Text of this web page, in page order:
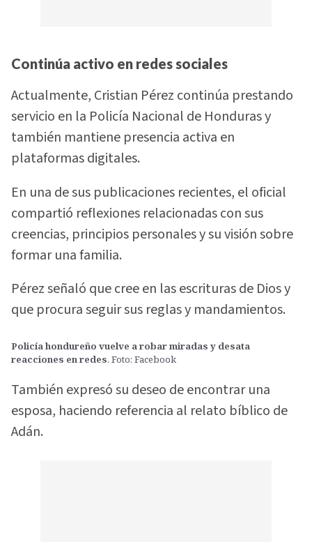
Continúa activo en redes sociales
Actualmente, Cristian Pérez continúa prestando
servicio en la Policía Nacional de Honduras y
también mantiene presencia activa en
plataformas digitales.
En una de sus publicaciones recientes, el oficial
compartió reflexiones relacionadas con sus
creencias, principios personales y su visión sobre
formar una familia.
Pérez señaló que cree en las escrituras de Dios y
que procura seguir sus reglas y mandamientos.
Policía hondureño vuelve a robar miradas y desata
reacciones en redes. Foto: Facebook
También expresó su deseo de encontrar una
esposa, haciendo referencia al relato bíblico de
Adán.